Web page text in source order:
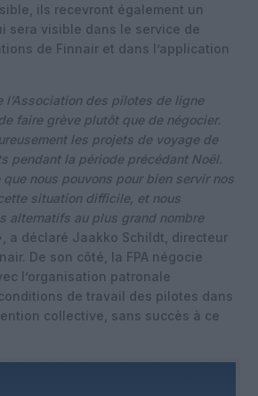
ils recevront également un
sera visible dans le service de
de Finnair et dans l’application
l’Association des pilotes de ligne
faire grève plutôt que de négocier.
les projets de voyage de
pendant la période précédant Noël.
nous pouvons pour bien servir nos
situation difficile, et nous
alternatifs au plus grand nombre
a déclaré Jaakko Schildt, directeur
De son côté, la FPA négocie
l’organisation patronale
de travail des pilotes dans
collective, sans succès à ce